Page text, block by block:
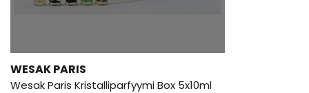
WESAK PARIS
Wesak Paris Kristalliparfyymi Box 5x10ml